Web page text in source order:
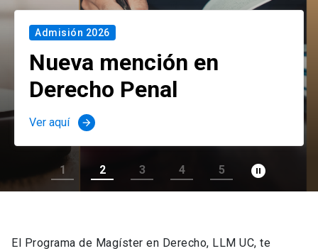
Admisión 2026
Nueva mención en
Derecho Penal
Ver aquí arrow_forward
1 2 3 4 5 pause_circle_filled
El Programa de Magíster en Derecho, LLM UC, te